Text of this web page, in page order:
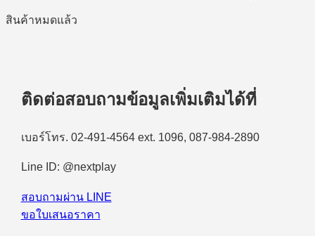
สินค้าหมดแล้ว
ติดต่อสอบถามข้อมูลเพิ่มเติมได้ที่
เบอร์โทร. 02-491-4564 ext. 1096, 087-984-2890
Line ID: @nextplay
สอบถามผ่าน LINE
ขอใบเสนอราคา